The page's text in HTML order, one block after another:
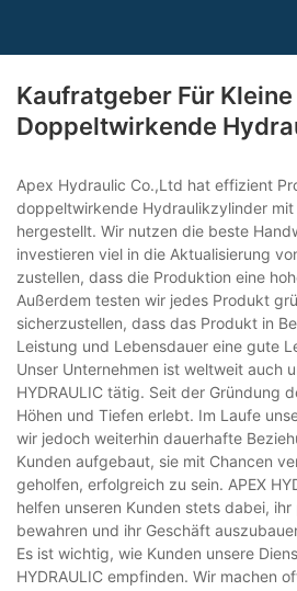
Kaufratgeber Für Kleine
Doppeltwirkende
Apex Hydraulic Co.,Ltd hat effizient
doppeltwirkende Hydraulikzylinder mit
hergestellt. Wir nutzen die beste
investieren viel in die Aktualisierung
zustellen, dass die Produktion eine
Außerdem testen wir jedes Produkt
sicherzustellen, dass das Produkt in
Leistung und Lebensdauer eine gute
Unser Unternehmen ist weltweit auch
HYDRAULIC tätig. Seit der Gründung
Höhen und Tiefen erlebt. Im Laufe
wir jedoch weiterhin dauerhafte
Kunden aufgebaut, sie mit Chancen
geholfen, erfolgreich zu sein. APEX
helfen unseren Kunden stets dabei,
bewahren und ihr Geschäft
Es ist wichtig, wie Kunden unsere
HYDRAULIC empfinden. Wir machen